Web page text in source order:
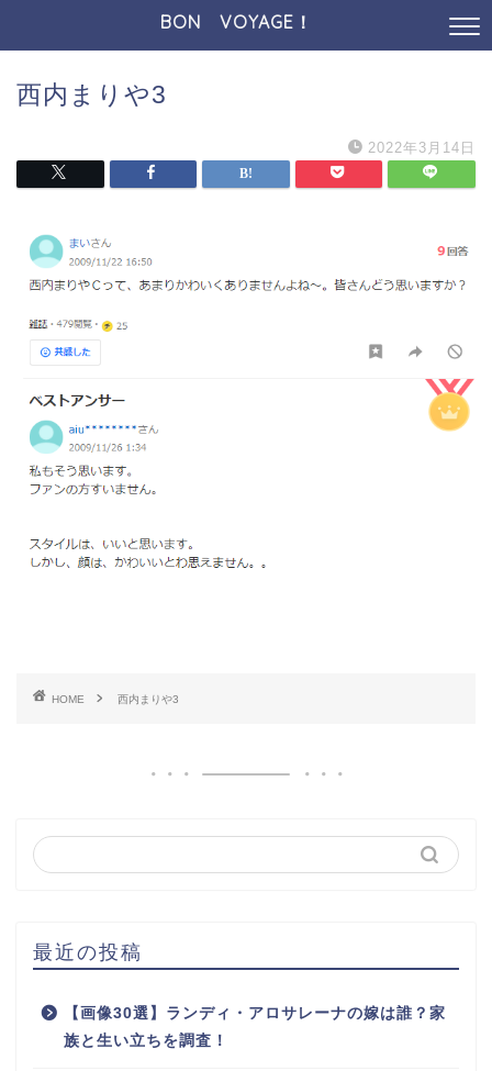
BON VOYAGE！
西内まりや3
2022年3月14日
HOME 西内まりや3
最近の投稿
【画像30選】ランディ・アロサレーナの嫁は誰？家
族と生い立ちを調査！